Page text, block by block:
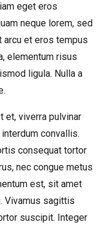
eget eros
neque lorem, sed
arcu et eros tempus
elementum risus
ligula. Nulla a
et, viverra pulvinar
convallis.
consequat tortor
nec congue metus
est, sit amet
Vivamus sagittis
suscipit. Integer